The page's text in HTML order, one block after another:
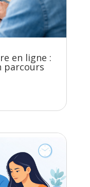
en ligne :
parcours